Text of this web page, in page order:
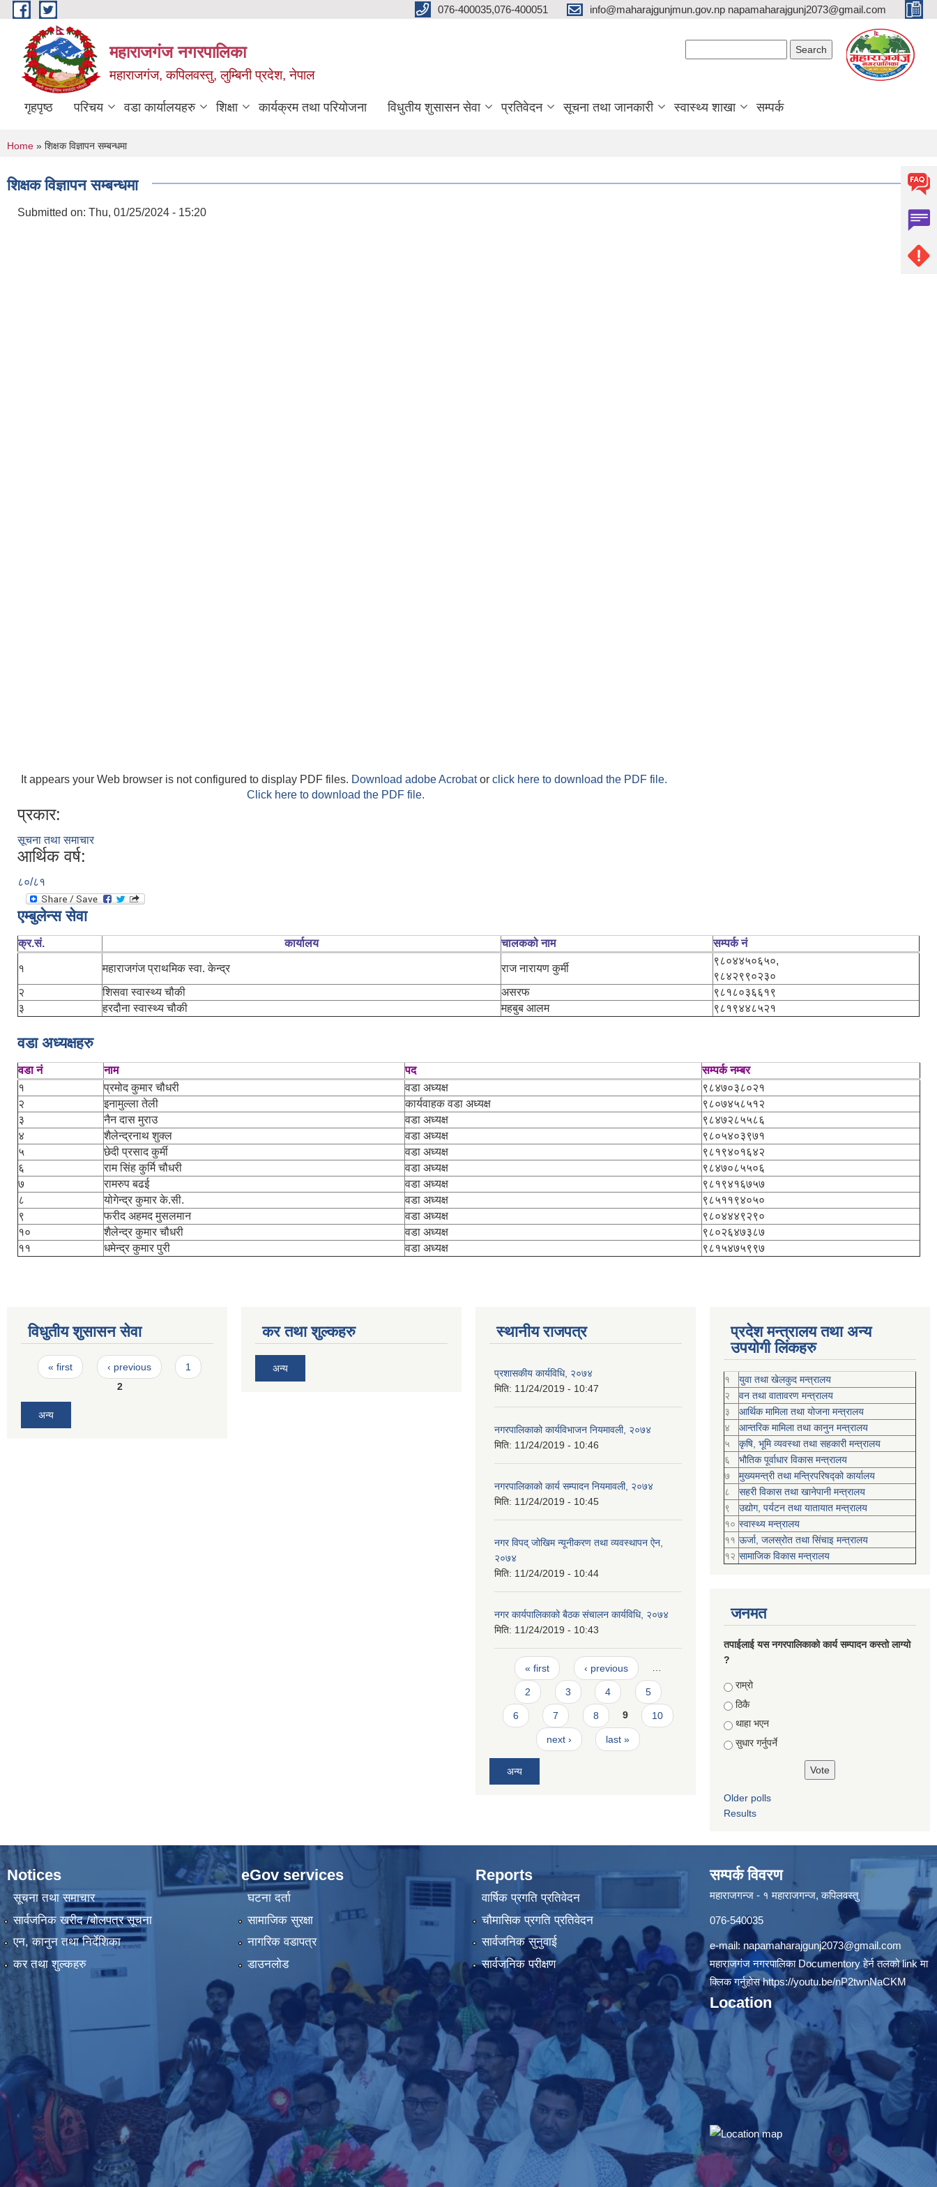
Skip to main content 076-400035,076-400051 info@maharajgunjmun.gov.np napamaharajgunj2073@gmail.com
महाराजगंज नगरपालिका
महाराजगंज, कपिलवस्तु, लुम्बिनी प्रदेश, नेपाल
गृहपृष्ठ परिचय वडा कार्यालयहरु शिक्षा कार्यक्रम तथा परियोजना विधुतीय शुसासन सेवा प्रतिवेदन सूचना तथा जानकारी स्वास्थ्य शाखा सम्पर्क
You are here
Home » शिक्षक विज्ञापन सम्बन्धमा
शिक्षक विज्ञापन सम्बन्धमा
Submitted on: Thu, 01/25/2024 - 15:20
It appears your Web browser is not configured to display PDF files. Download adobe Acrobator click here to download the PDF file.
Click here to download the PDF file.
प्रकार:
सूचना तथा समाचार
आर्थिक वर्ष:
८०/८१
एम्बुलेन्स सेवा
क्र.सं. कार्यालय चालकको नाम सम्पर्क नं
१ महाराजगंज प्राथमिक स्वा. केन्द्र राज नारायण कुर्मी
९८०४४५०६५०,
९८४२९९०२३०
२
शिसवा स्वास्थ्य चौकी असरफ
९८१८०३६६१९
३
हरदौना स्वास्थ्य चौकी महबुब आलम ९८१९४४८५२१
वडा अध्यक्षहरु
वडा नं नाम पद
सम्पर्क नम्बर
१
प्रमोद कुमार चौधरी वडा अध्यक्ष
९८४७०३८०२१
२
इनामुल्ला तेली कार्यवाहक वडा अध्यक्ष
९८०७४५८५१२
३
नैन दास मुराउ वडा अध्यक्ष
९८४७२८५५८६
४
शैलेन्द्रनाथ शुक्ल वडा अध्यक्ष
९८०५४०३९७१
५
छेदी प्रसाद कुर्मी वडा अध्यक्ष
९८१९४०१६४२
६
राम सिंह कुर्मि चौधरी वडा अध्यक्ष
९८४७०८५५०६
७
रामरुप बढई वडा अध्यक्ष
९८१९४१६७५७
८
योगेन्द्र कुमार के.सी. वडा अध्यक्ष
९८५११९४०५०
९
फरीद अहमद मुसलमान वडा अध्यक्ष
९८०४४४९२९०
१०
शैलेन्द्र कुमार चौधरी वडा अध्यक्ष
९८०२६४७३८७
११
धमेन्द्र कुमार पुरी वडा अध्यक्ष ९८१५४७५९९७
विधुतीय शुसासन सेवा
Pages
« first ‹ previous
1
2
अन्य
कर तथा शुल्कहरु
अन्य
स्थानीय राजपत्र
प्रशासकीय कार्यविधि, २०७४
मिति: 11/24/2019 - 10:47
नगरपालिकाको कार्यविभाजन नियमावली, २०७४
मिति: 11/24/2019 - 10:46
नगरपालिकाको कार्य सम्पादन नियमावली, २०७४
मिति: 11/24/2019 - 10:45
नगर विपद् जोखिम न्यूनीकरण तथा व्यवस्थापन ऐन,
२०७४
मिति: 11/24/2019 - 10:44
नगर कार्यपालिकाको बैठक संचालन कार्यविधि, २०७४
मिति: 11/24/2019 - 10:43
Pages
« first ‹ previous …
2 3 4 5
6 7 8 9 10
next › last »
अन्य
प्रदेश मन्त्रालय तथा अन्य
उपयोगी लिंकहरु
१
युवा तथा खेलकुद मन्त्रालय
२
वन तथा वातावरण मन्त्रालय
३
आर्थिक मामिला तथा योजना मन्त्रालय
४
आन्तरिक मामिला तथा कानुन मन्त्रालय
५
कृषि, भूमि व्यवस्था तथा सहकारी मन्त्रालय
६
भौतिक पूर्वाधार विकास मन्त्रालय
७
मुख्यमन्त्री तथा मन्त्रिपरिषद्को कार्यालय
८
सहरी विकास तथा खानेपानी मन्त्रालय
९
उद्योग, पर्यटन तथा यातायात मन्त्रालय
१० स्वास्थ्य मन्त्रालय
११ ऊर्जा, जलस्रोत तथा सिंचाइ मन्त्रालय
१२ सामाजिक विकास मन्‍‍त्रालय
जनमत
तपाईलाई यस नगरपालिकाको कार्य सम्पादन कस्तो लाग्यो
?
Choices
राम्रो
ठिकै
थाहा भएन
सुधार गर्नुपर्ने
Older polls
Results
Notices
सूचना तथा समाचार
सार्वजनिक खरीद /बोलपत्र सूचना
एन, कानुन तथा निर्देशिका
कर तथा शुल्कहरु
eGov services
घटना दर्ता
सामाजिक सुरक्षा
नागरिक वडापत्र
डाउनलोड
Reports
वार्षिक प्रगति प्रतिवेदन
चौमासिक प्रगति प्रतिवेदन
सार्वजनिक सुनुवाई
सार्वजनिक परीक्षण
सम्पर्क विवरण
महाराजगन्ज - १ महाराजगन्ज, कपिलवस्तु
076-540035
e-mail: napamaharajgunj2073@gmail.com
महाराजगंज नगरपालिका Documentory हेर्न तलको link मा
क्लिक गर्नुहोसhttps://youtu.be/nP2twnNaCKM
Location